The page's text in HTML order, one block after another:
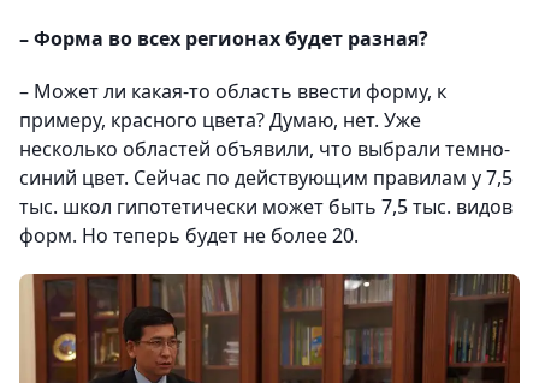
– Форма во всех регионах будет разная?
– Может ли какая-то область ввести форму, к
примеру, красного цвета? Думаю, нет. Уже
несколько областей объявили, что выбрали темно-
синий цвет. Сейчас по действующим правилам у 7,5
тыс. школ гипотетически может быть 7,5 тыс. видов
форм. Но теперь будет не более 20.